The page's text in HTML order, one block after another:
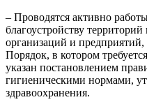
– Проводятся активно
благоустройству
организаций и
Порядок, в котором
указан постановлением
гигиеническими нормами,
здравоохранения.